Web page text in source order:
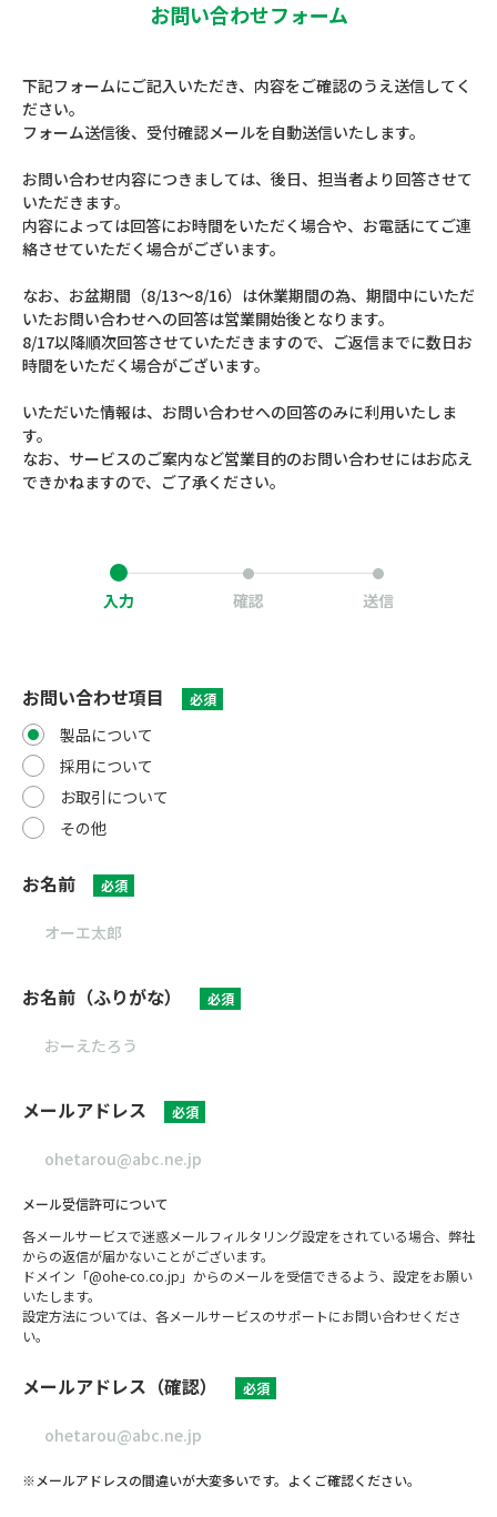
お問い合わせフォーム
下記フォームにご記入いただき、内容をご確認のうえ送信してく
ださい。
フォーム送信後、受付確認メールを自動送信いたします。
お問い合わせ内容につきましては、後日、担当者より回答させて
いただきます。
内容によっては回答にお時間をいただく場合や、お電話にてご連
絡させていただく場合がございます。
なお、お盆期間（8/13～8/16）は休業期間の為、期間中にいただ
いたお問い合わせへの回答は営業開始後となります。
8/17以降順次回答させていただきますので、ご返信までに数日お
時間をいただく場合がございます。
いただいた情報は、お問い合わせへの回答のみに利用いたしま
す。
なお、サービスのご案内など営業目的のお問い合わせにはお応え
できかねますので、ご了承ください。
入力 確認 送信
お問い合わせ項目 必須
製品について
採用について
お取引について
その他
お名前 必須
お名前（ふりがな） 必須
メールアドレス 必須
メール受信許可について
各メールサービスで迷惑メールフィルタリング設定をされている場合、弊社
からの返信が届かないことがございます。
ドメイン「@ohe-co.co.jp」からのメールを受信できるよう、設定をお願い
いたします。
設定方法については、各メールサービスのサポートにお問い合わせくださ
い。
メールアドレス（確認） 必須
※メールアドレスの間違いが大変多いです。よくご確認ください。